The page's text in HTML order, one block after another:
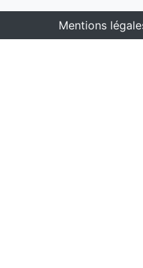
Mentions